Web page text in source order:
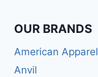
OUR BRANDS
American Apparel
Anvil